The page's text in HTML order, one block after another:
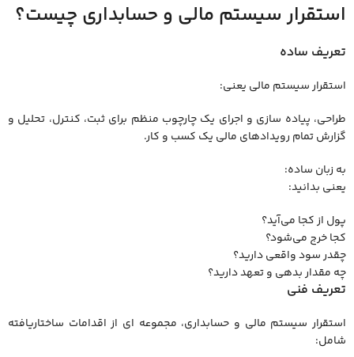
استقرار سیستم مالی و حسابداری چیست؟
تعریف ساده
استقرار سیستم مالی یعنی:
طراحی، پیاده ‌سازی و اجرای یک چارچوب منظم برای ثبت، کنترل، تحلیل و
گزارش تمام رویدادهای مالی یک کسب‌ و کار.
به زبان ساده:
یعنی بدانید:
پول از کجا می‌آید؟
کجا خرج می‌شود؟
چقدر سود واقعی دارید؟
چه مقدار بدهی و تعهد دارید؟
تعریف فنی
استقرار سیستم مالی و حسابداری، مجموعه ‌ای از اقدامات ساختاریافته
شامل: